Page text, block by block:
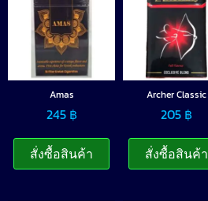
Amas
245 ฿
สั่งซื้อสินค้า
Archer Classic
205 ฿
สั่งซื้อสินค้า